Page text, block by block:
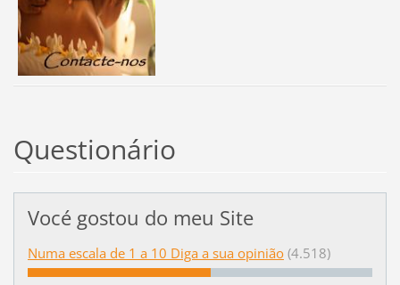
Questionário
Vocé gostou do meu Site
Numa escala de 1 a 10 Diga a sua opinião (4.518)